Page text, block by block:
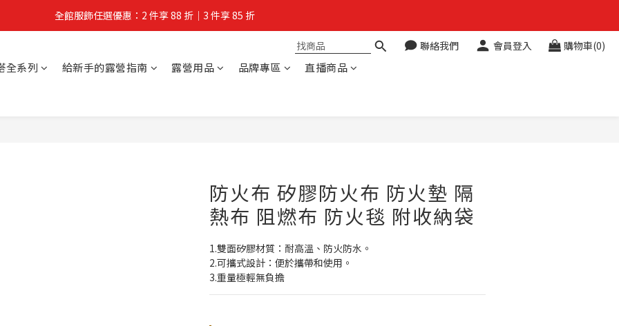
夏拚Go物節：滿 $588 全店狂打 88 折
全館服飾任選優惠：2 件享 88 折｜3 件享 85 折
聯絡我們 會員登入 購物車(0)
全系列 給新手的露營指南 露營用品 品牌專區 直播商品
防火布 矽膠防火布 防火墊 隔
熱布 阻燃布 防火毯 附收納袋
1.雙面矽膠材質：耐高溫、防火防水。
2.可攜式設計：便於攜帶和使用。
3.重量極輕無負擔